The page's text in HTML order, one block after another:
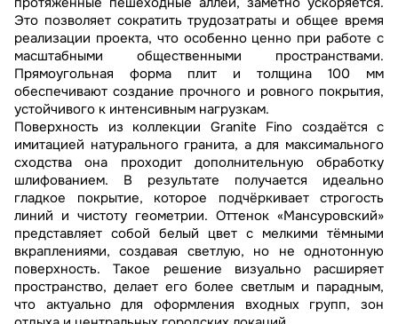
Это позволяет сократить трудозатраты и общее время
реализации проекта, что особенно ценно при работе с
масштабными общественными пространствами.
Прямоугольная форма плит и толщина 100 мм
обеспечивают создание прочного и ровного покрытия,
устойчивого к интенсивным нагрузкам.
Поверхность из коллекции Granite Fino создаётся с
имитацией натурального гранита, а для максимального
сходства она проходит дополнительную обработку
шлифованием. В результате получается идеально
гладкое покрытие, которое подчёркивает строгость
линий и чистоту геометрии. Оттенок «Мансуровский»
представляет собой белый цвет с мелкими тёмными
вкраплениями, создавая светлую, но не однотонную
поверхность. Такое решение визуально расширяет
пространство, делает его более светлым и парадным,
что актуально для оформления входных групп, зон